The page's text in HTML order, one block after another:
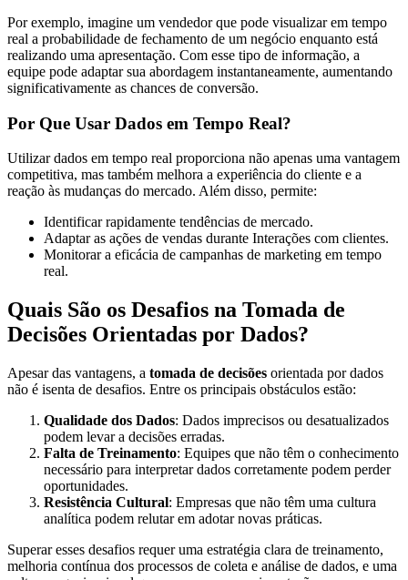
Por exemplo, imagine um vendedor que pode visualizar em tempo
real a probabilidade de fechamento de um negócio enquanto está
realizando uma apresentação. Com esse tipo de informação, a
equipe pode adaptar sua abordagem instantaneamente, aumentando
significativamente as chances de conversão.
Por Que Usar Dados em Tempo Real?
Utilizar dados em tempo real proporciona não apenas uma vantagem
competitiva, mas também melhora a experiência do cliente e a
reação às mudanças do mercado. Além disso, permite:
Identificar rapidamente tendências de mercado.
Adaptar as ações de vendas durante Interações com clientes.
Monitorar a eficácia de campanhas de marketing em tempo
real.
Quais São os Desafios na Tomada de
Decisões Orientadas por Dados?
Apesar das vantagens, a tomada de decisões orientada por dados
não é isenta de desafios. Entre os principais obstáculos estão:
Qualidade dos Dados: Dados imprecisos ou desatualizados
podem levar a decisões erradas.
Falta de Treinamento: Equipes que não têm o conhecimento
necessário para interpretar dados corretamente podem perder
oportunidades.
Resistência Cultural: Empresas que não têm uma cultura
analítica podem relutar em adotar novas práticas.
Superar esses desafios requer uma estratégia clara de treinamento,
melhoria contínua dos processos de coleta e análise de dados, e uma